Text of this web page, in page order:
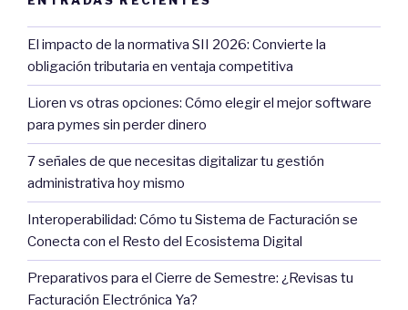
El impacto de la normativa SII 2026: Convierte la
obligación tributaria en ventaja competitiva
Lioren vs otras opciones: Cómo elegir el mejor software
para pymes sin perder dinero
7 señales de que necesitas digitalizar tu gestión
administrativa hoy mismo
Interoperabilidad: Cómo tu Sistema de Facturación se
Conecta con el Resto del Ecosistema Digital
Preparativos para el Cierre de Semestre: ¿Revisas tu
Facturación Electrónica Ya?